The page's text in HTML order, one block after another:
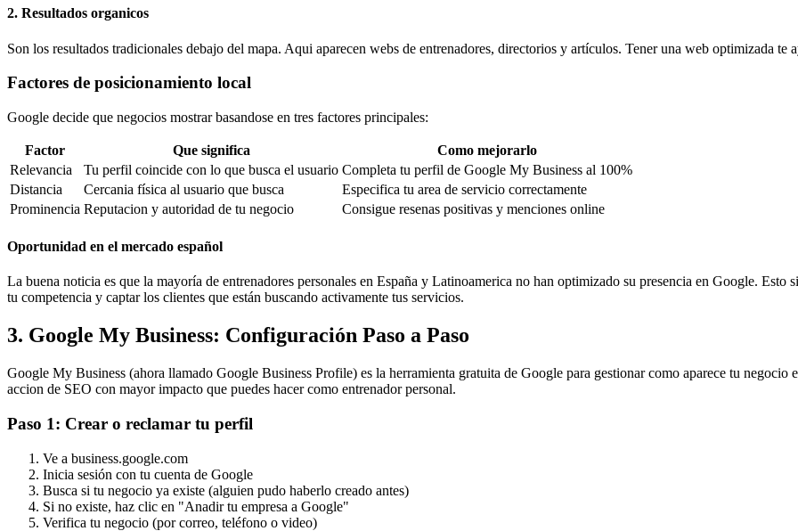
2. Resultados organicos
Son los resultados tradicionales debajo del mapa. Aqui aparecen webs de entrenadores, directorios y artículos. Tener una web optimizada te
Factores de posicionamiento local
Google decide que negocios mostrar basandose en tres factores principales:
Factor Que significa
Como mejorarlo
Relevancia
Tu perfil coincide con lo que busca el usuario Completa tu perfil de Google My Business al 100%
Distancia
Cercania física al usuario que busca
Especifica tu area de servicio correctamente
Prominencia Reputacion y autoridad de tu negocio Consigue resenas positivas y menciones online
Oportunidad en el mercado español
La buena noticia es que la mayoría de entrenadores personales en España y Latinoamerica no han optimizado su presencia en Google. Esto
tu competencia y captar los clientes que están buscando activamente tus servicios.
3. Google My Business: Configuración Paso a Paso
Google My Business (ahora llamado Google Business Profile) es la herramienta gratuita de Google para gestionar como aparece tu negocio
accion de SEO con mayor impacto que puedes hacer como entrenador personal.
Paso 1: Crear o reclamar tu perfil
Ve a business.google.com
Inicia sesión con tu cuenta de Google
Busca si tu negocio ya existe (alguien pudo haberlo creado antes)
Si no existe, haz clic en "Anadir tu empresa a Google"
Verifica tu negocio (por correo, teléfono o video)